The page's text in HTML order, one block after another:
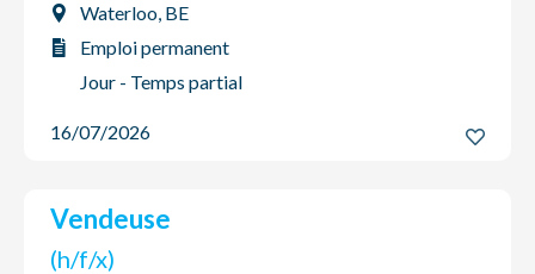
Waterloo, BE
Emploi permanent
Jour - Temps partial
16/07/2026
Vendeuse
(h/f/x)